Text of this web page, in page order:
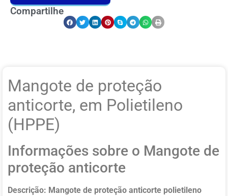
Compartilhe
Mangote de proteção
anticorte, em Polietileno
(HPPE)
Informações sobre o Mangote de
proteção anticorte
Descrição: Mangote de proteção anticorte polietileno